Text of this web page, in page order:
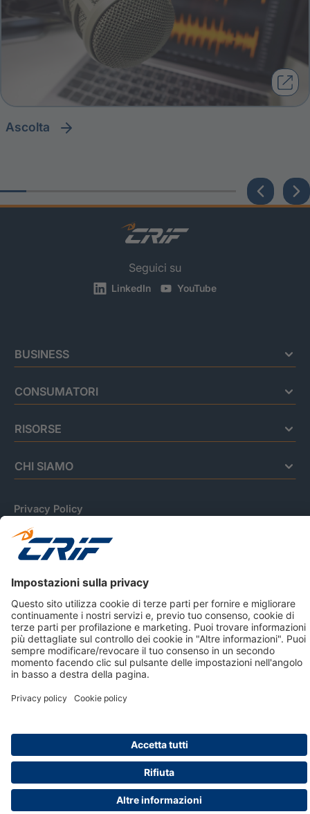
ascolta
Seguici su
LinkedIn YouTube
BUSINESS
CONSUMATORI
RISORSE
CHI SIAMO
Privacy Policy
Informativa Dati Personali
CRIF Business Ethics
Informativa Privacy Relativa Al Sistema Di Informazioni
© 2026 CRIF S.p.A. Tutti i diritti riservati.
Via della Beverara, 21 / 40131 Bologna / Italy Cap. Soc.
sottoscritto € 51.941.235,00 di cui versato € 51.806.190,00 |
R.E.A. n° 410952 | Reg. Impr. Bo, C.F. e P.IVA 02083271201
CRIBIS Holding S.r.l., Società con unico socio
Società con Sistema di Gestione Certificato da DNV ISO 9001,
ISO 45001, ISO/IEC 27001, ISO14001